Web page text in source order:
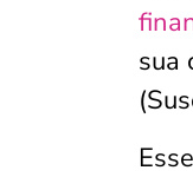
sua